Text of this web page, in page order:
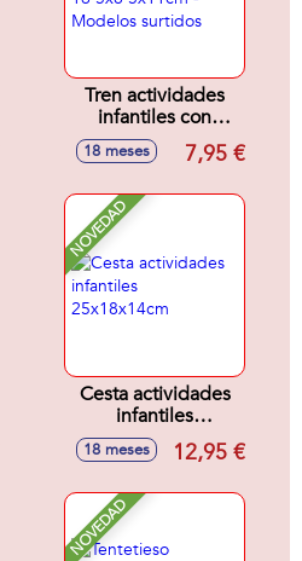
Tren actividades
infantiles con
sonidos
16'5x8'5x11cm -
18 meses 7,95 €
NOVEDAD
Cesta actividades
infantiles
25x18x14cm
18 meses 12,95 €
NOVEDAD